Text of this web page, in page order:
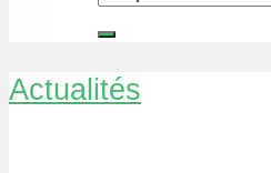
Actualités